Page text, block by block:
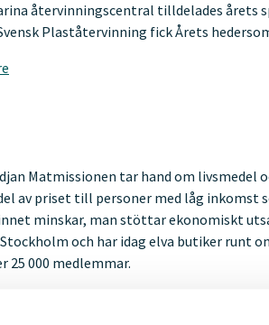
återvinningscentral tilldelades årets
Plaståtervinning fick Årets
Matmissionen tar hand om livsmedel
av priset till personer med låg inkomst
minskar, man stöttar ekonomiskt
och har idag elva butiker runt
25 000 medlemmar.